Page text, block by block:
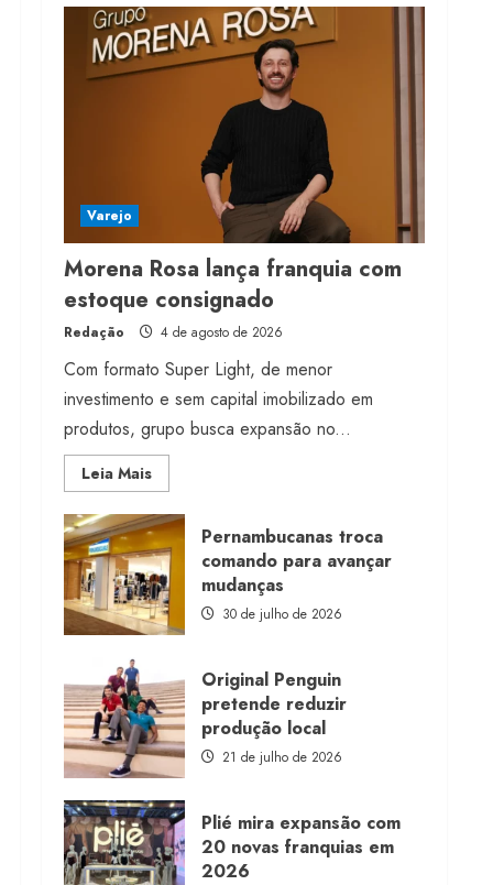
milhões de receita em
2026
4 de agosto de 2026
Projeto testa passaporte
digital na moda nacional
4 de agosto de 2026
Varejo
Morena Rosa lança franquia com
estoque consignado
Redação 4 de agosto de 2026
Com formato Super Light, de menor
investimento e sem capital imobilizado em
produtos, grupo busca expansão no...
Leia MaisRead
more
Morena
Rosa
lança
franquia
com
estoque
consignado
Pernambucanas troca
comando para avançar
mudanças
30 de julho de 2026
Original Penguin
pretende reduzir
produção local
21 de julho de 2026
Plié mira expansão com
20 novas franquias em
2026